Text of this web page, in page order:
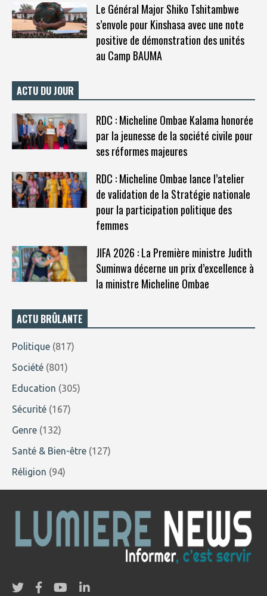
Le Général Major Shiko Tshitambwe
s’envole pour Kinshasa avec une note
positive de démonstration des unités
au Camp BAUMA
ACTU DU JOUR
RDC : Micheline Ombae Kalama honorée
par la jeunesse de la société civile pour
ses réformes majeures
RDC : Micheline Ombae lance l’atelier
de validation de la Stratégie nationale
pour la participation politique des
femmes
JIFA 2026 : La Première ministre Judith
Suminwa décerne un prix d’excellence à
la ministre Micheline Ombae
ACTU BRÛLANTE
Politique (817)
Société (801)
Education (305)
Sécurité (167)
Genre (132)
Santé & Bien-être (127)
Réligion (94)